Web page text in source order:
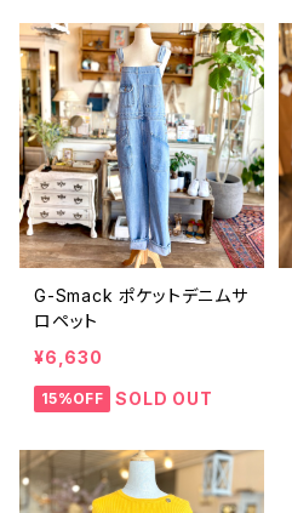
G-Smack ポケットデニムサ
ロペット
¥6,630
15%OFF SOLD OUT